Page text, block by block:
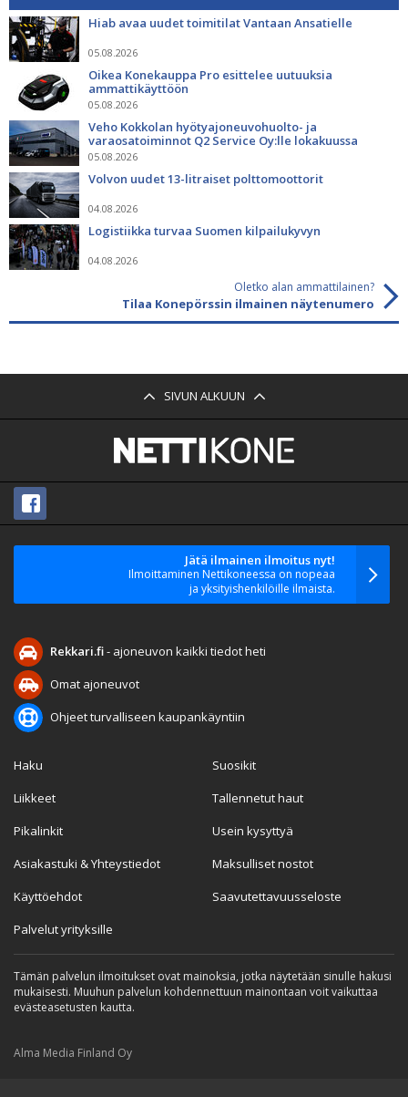
Hiab avaa uudet toimitilat Vantaan Ansatielle
05.08.2026
Oikea Konekauppa Pro esittelee uutuuksia
ammattikäyttöön
05.08.2026
Veho Kokkolan hyötyajoneuvohuolto- ja
varaosatoiminnot Q2 Service Oy:lle lokakuussa
05.08.2026
Volvon uudet 13-litraiset polttomoottorit
04.08.2026
Logistiikka turvaa Suomen kilpailukyvyn
04.08.2026
Oletko alan ammattilainen?
Tilaa Konepörssin ilmainen näytenumero
SIVUN ALKUUN
Jätä ilmainen ilmoitus nyt!
Ilmoittaminen Nettikoneessa on nopeaa
ja yksityishenkilöille ilmaista.
Rekkari.fi- ajoneuvon kaikki tiedot heti
Omat ajoneuvot
Ohjeet turvalliseen kaupankäyntiin
Haku
Liikkeet
Pikalinkit
Asiakastuki & Yhteystiedot
Käyttöehdot
Palvelut yrityksille
Suosikit
Tallennetut haut
Usein kysyttyä
Maksulliset nostot
Saavutettavuusseloste
Tämän palvelun ilmoitukset ovat mainoksia, jotka näytetään sinulle hakusi
mukaisesti. Muuhun palvelun kohdennettuun mainontaan voit vaikuttaa
evästeasetusten kautta.
Alma Media Finland Oy